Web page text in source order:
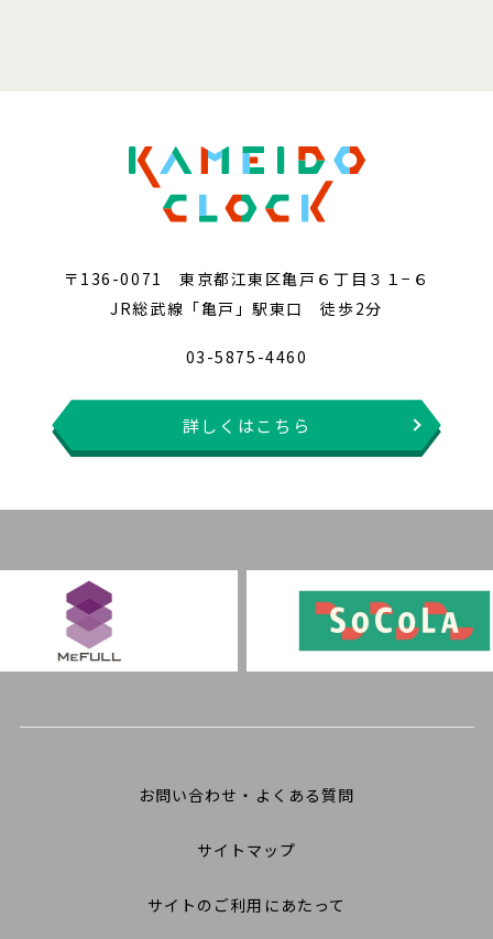
〒136-0071 東京都江東区亀戸６丁目３１−６
JR総武線「亀戸」駅東口 徒歩2分
03-5875-4460
詳しくはこちら
お問い合わせ・よくある質問
サイトマップ
サイトのご利用にあたって